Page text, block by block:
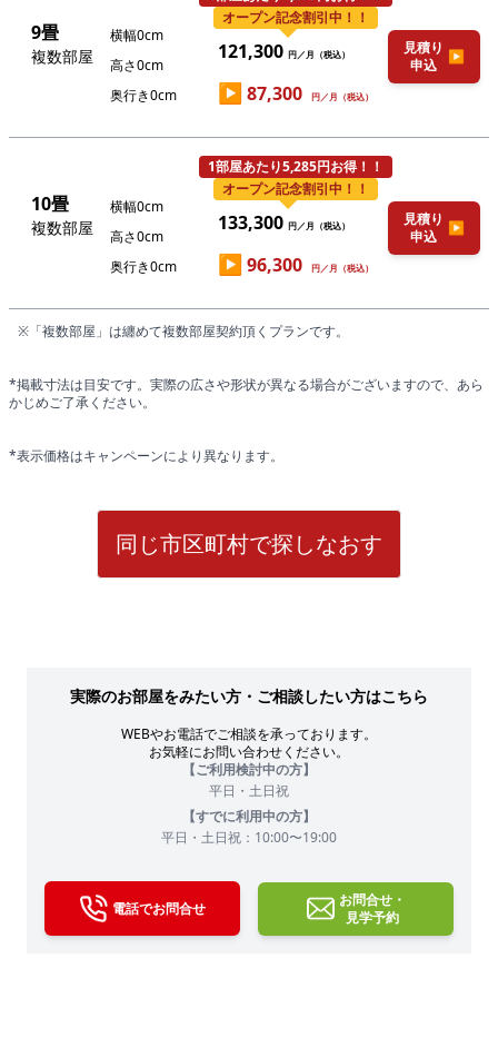
9畳
複数部屋
横幅0cm
高さ0cm
奥行き0cm
オープン記念割引中！！
121,300 円／月（税込）
▶ 87,300 円／月（税込）
見積り
申込
▶
10畳
複数部屋
横幅0cm
高さ0cm
奥行き0cm
オープン記念割引中！！
1部屋あたり5,285円お得！！
133,300 円／月（税込）
▶ 96,300 円／月（税込）
見積り
申込
▶
※「複数部屋」は纏めて複数部屋契約頂くプランです。
*掲載寸法は目安です。実際の広さや形状が異なる場合がございますので、あら
かじめご了承ください。
*表示価格はキャンペーンにより異なります。
同じ市区町村で探しなおす
実際のお部屋をみたい方・ご相談したい方はこちら
WEBやお電話でご相談を承っております。
お気軽にお問い合わせください。
【ご利用検討中の方】
平日・土日祝
【すでに利用中の方】
平日・土日祝：10:00〜19:00
電話でお問合せ
お問合せ・
見学予約